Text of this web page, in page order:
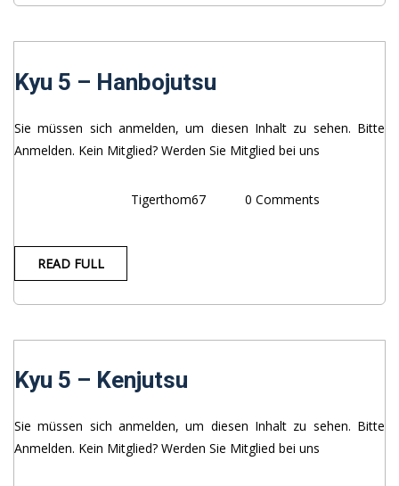
Kyu 5 – Hanbojutsu
Sie müssen sich anmelden, um diesen Inhalt zu sehen. Bitte
Anmelden. Kein Mitglied? Werden Sie Mitglied bei uns
Tigerthom67 0 Comments
READ FULL
Kyu 5 – Kenjutsu
Sie müssen sich anmelden, um diesen Inhalt zu sehen. Bitte
Anmelden. Kein Mitglied? Werden Sie Mitglied bei uns